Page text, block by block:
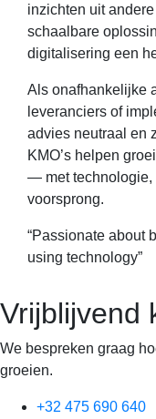
inzichten uit
schaalbare
digitalisering een
Als onafhankelijke
leveranciers of
advies neutraal en
KMO’s helpen
— met technologie,
voorsprong.
“Passionate about
using technology”
Vrijblijvend
We bespreken graag
groeien.
+32 475 690 640